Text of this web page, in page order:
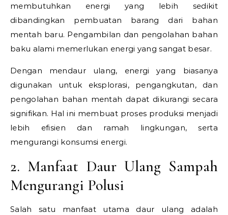
membutuhkan energi yang lebih sedikit
dibandingkan pembuatan barang dari bahan
mentah baru. Pengambilan dan pengolahan bahan
baku alami memerlukan energi yang sangat besar.
Dengan mendaur ulang, energi yang biasanya
digunakan untuk eksplorasi, pengangkutan, dan
pengolahan bahan mentah dapat dikurangi secara
signifikan. Hal ini membuat proses produksi menjadi
lebih efisien dan ramah lingkungan, serta
mengurangi konsumsi energi.
2. Manfaat Daur Ulang Sampah
Mengurangi Polusi
Salah satu manfaat utama daur ulang adalah